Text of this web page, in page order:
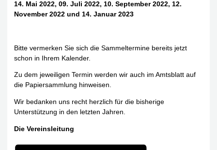
14. Mai 2022, 09. Juli 2022, 10. September 2022, 12.
November 2022 und 14. Januar 2023
Bitte vermerken Sie sich die Sammeltermine bereits jetzt
schon in Ihrem Kalender.
Zu dem jeweiligen Termin werden wir auch im Amtsblatt auf
die Papiersammlung hinweisen.
Wir bedanken uns recht herzlich für die bisherige
Unterstützung in den letzten Jahren.
Die Vereinsleitung